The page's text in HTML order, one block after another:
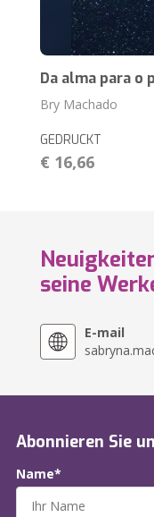
Da alma para o
Bry Machado
GEDRUCKT
€ 16,66
seine
E-mail
Abonnieren Sie
Name*